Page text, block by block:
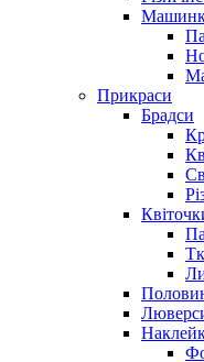
Прикраси
Брадси